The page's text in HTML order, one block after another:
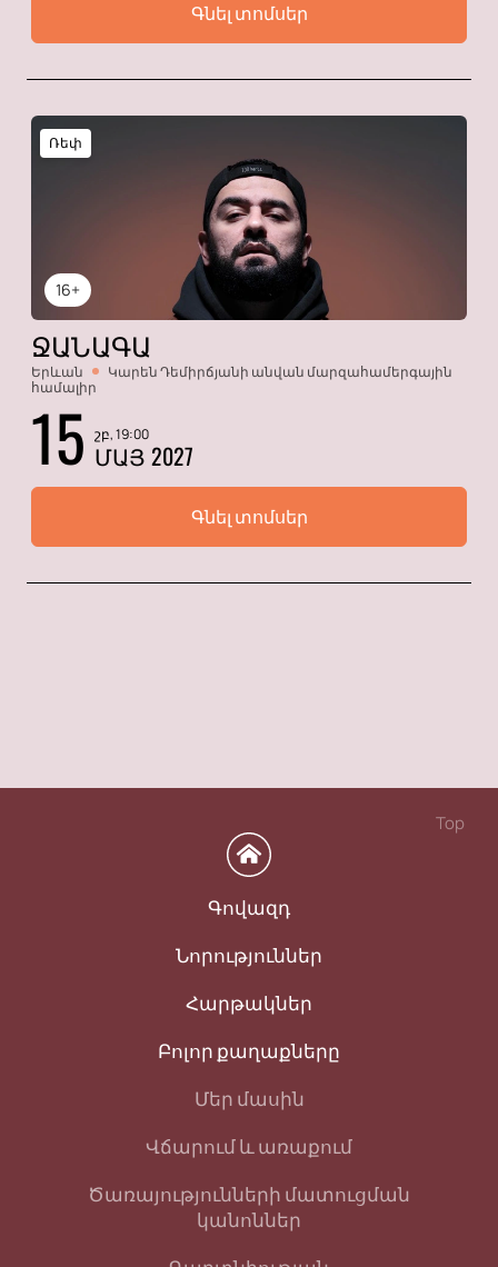
Գնել տոմսեր
16+
Ռեփ
ՋԱՆԱԳԱ
Երևան
Կարեն Դեմիրճյանի անվան մարզահամերգային
համալիր
15 շբ, 19:00
ՄԱՅ 2027
Գնել տոմսեր
Top
Գովազդ
Նորություններ
Հարթակներ
Բոլոր քաղաքները
Մեր մասին
Վճարում և առաքում
Ծառայությունների մատուցման
կանոններ